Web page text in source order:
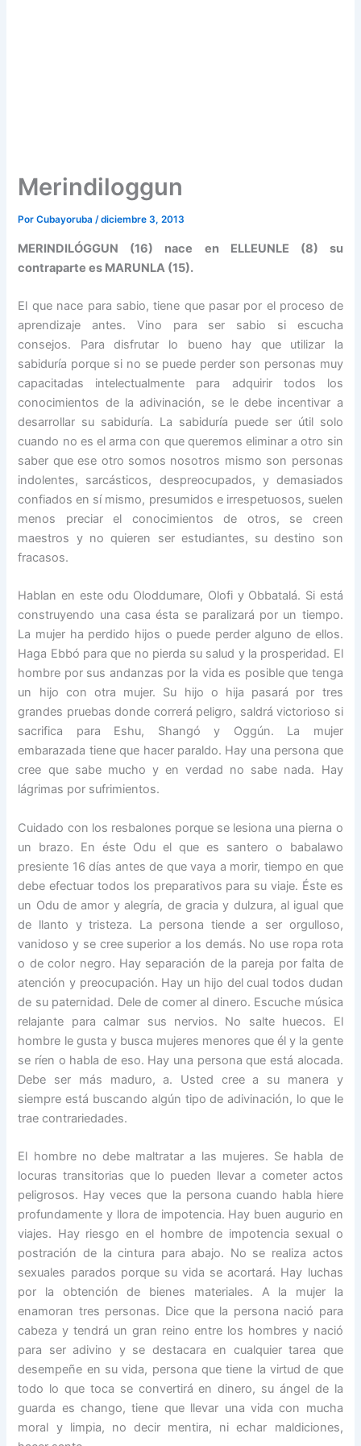
Merindiloggun
PorCubayoruba/diciembre 3, 2013
MERINDILÓGGUN (16) nace en ELLEUNLE (8) su
contraparte es MARUNLA (15).
El que nace para sabio, tiene que pasar por el proceso de
aprendizaje antes. Vino para ser sabio si escucha
consejos. Para disfrutar lo bueno hay que utilizar la
sabiduría porque si no se puede perder son personas muy
capacitadas intelectualmente para adquirir todos los
conocimientos de la adivinación, se le debe incentivar a
desarrollar su sabiduría. La sabiduría puede ser útil solo
cuando no es el arma con que queremos eliminar a otro sin
saber que ese otro somos nosotros mismo son personas
indolentes, sarcásticos, despreocupados, y demasiados
confiados en sí mismo, presumidos e irrespetuosos, suelen
menos preciar el conocimientos de otros, se creen
maestros y no quieren ser estudiantes, su destino son
fracasos.
Hablan en este odu Oloddumare, Olofi y Obbatalá. Si está
construyendo una casa ésta se paralizará por un tiempo.
La mujer ha perdido hijos o puede perder alguno de ellos.
Haga Ebbó para que no pierda su salud y la prosperidad. El
hombre por sus andanzas por la vida es posible que tenga
un hijo con otra mujer. Su hijo o hija pasará por tres
grandes pruebas donde correrá peligro, saldrá victorioso si
sacrifica para Eshu, Shangó y Oggún. La mujer
embarazada tiene que hacer paraldo. Hay una persona que
cree que sabe mucho y en verdad no sabe nada. Hay
lágrimas por sufrimientos.
Cuidado con los resbalones porque se lesiona una pierna o
un brazo. En éste Odu el que es santero o babalawo
presiente 16 días antes de que vaya a morir, tiempo en que
debe efectuar todos los preparativos para su viaje. Éste es
un Odu de amor y alegría, de gracia y dulzura, al igual que
de llanto y tristeza. La persona tiende a ser orgulloso,
vanidoso y se cree superior a los demás. No use ropa rota
o de color negro. Hay separación de la pareja por falta de
atención y preocupación. Hay un hijo del cual todos dudan
de su paternidad. Dele de comer al dinero. Escuche música
relajante para calmar sus nervios. No salte huecos. El
hombre le gusta y busca mujeres menores que él y la gente
se ríen o habla de eso. Hay una persona que está alocada.
Debe ser más maduro, a. Usted cree a su manera y
siempre está buscando algún tipo de adivinación, lo que le
trae contrariedades.
El hombre no debe maltratar a las mujeres. Se habla de
locuras transitorias que lo pueden llevar a cometer actos
peligrosos. Hay veces que la persona cuando habla hiere
profundamente y llora de impotencia. Hay buen augurio en
viajes. Hay riesgo en el hombre de impotencia sexual o
postración de la cintura para abajo. No se realiza actos
sexuales parados porque su vida se acortará. Hay luchas
por la obtención de bienes materiales. A la mujer la
enamoran tres personas. Dice que la persona nació para
cabeza y tendrá un gran reino entre los hombres y nació
para ser adivino y se destacara en cualquier tarea que
desempeñe en su vida, persona que tiene la virtud de que
todo lo que toca se convertirá en dinero, su ángel de la
guarda es chango, tiene que llevar una vida con mucha
moral y limpia, no decir mentira, ni echar maldiciones,